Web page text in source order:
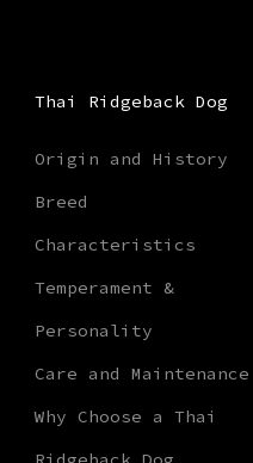
Thai Ridgeback Dog
Origin and History
Breed
Characteristics
Temperament &
Personality
Care and Maintenance
Why Choose a Thai